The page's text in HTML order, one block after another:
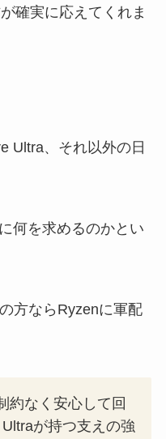
確実に応えてくれま
Ultra、それ以外の日
何を求めるのかとい
方ならRyzenに軍配
約なく安心して回
が持つ支えの強